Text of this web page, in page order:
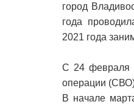
город
года
2021 года
С 24 февраля
операции
В начале